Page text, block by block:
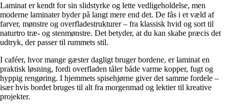
Laminat er kendt for sin slidstyrke og lette vedligeholdelse, men
moderne laminater byder på langt mere end det. De fås i et væld af
farver, mønstre og overfladestrukturer – fra klassisk hvid og sort til
naturtro træ- og stenmønstre. Det betyder, at du kan skabe præcis det
udtryk, der passer til rummets stil.
I caféer, hvor mange gæster dagligt bruger bordene, er laminat en
praktisk løsning, fordi overfladen tåler både varme kopper, fugt og
hyppig rengøring. I hjemmets spisehjørne giver det samme fordele –
især hvis bordet bruges til alt fra morgenmad og lektier til kreative
projekter.